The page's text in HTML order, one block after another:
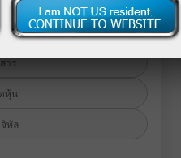
วิเคราะห์
าร
หุ้น
ทัล